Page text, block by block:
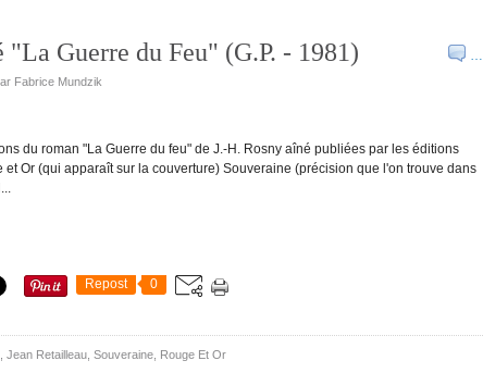
…
"La Guerre du Feu" (G.P. - 1981)
Fabrice Mundzik
du roman "La Guerre du feu" de J.-H. Rosny aîné publiées par les éditions
et Or (qui apparaît sur la couverture) Souveraine (précision que l'on trouve dans
Repost 0
Jean Retailleau Souveraine Rouge Et Or